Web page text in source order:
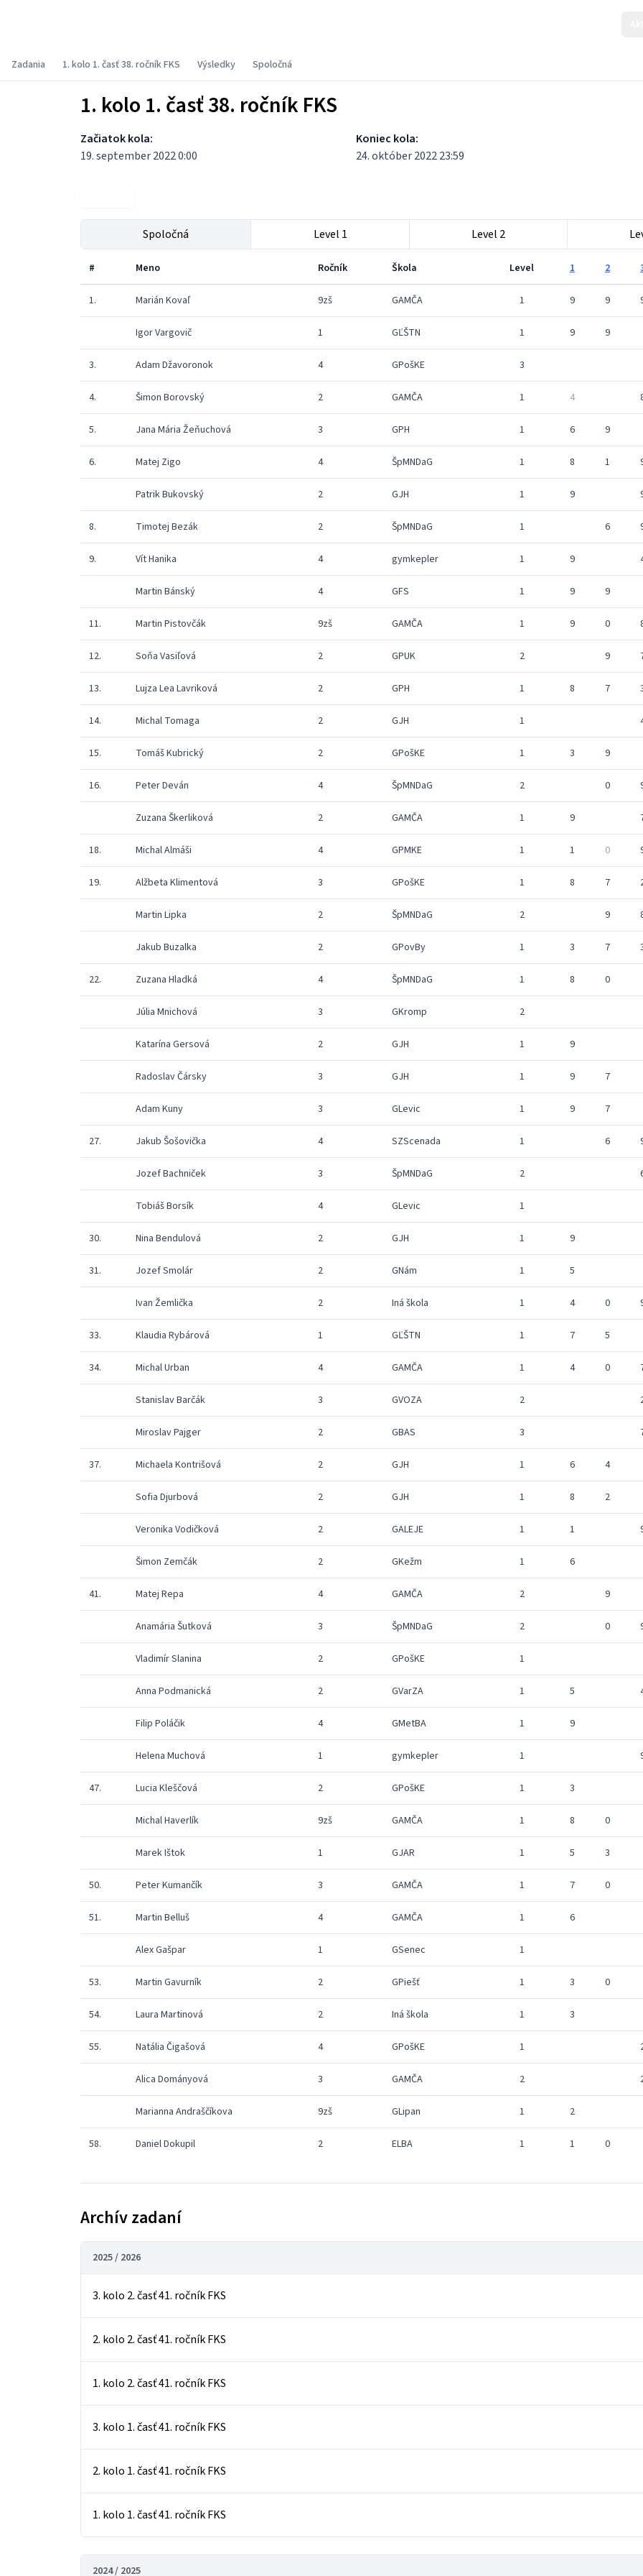
Zadania 1. kolo 1. časť 38. ročník FKS Výsledky Spoločná
1. kolo 1. časť 38. ročník FKS
Začiatok kola:
19. september 2022 0:00
Koniec kola:
24. október 2022 23:59
Spoločná Level 1 Level 2
# Meno Ročník Škola Level 1 2
1. Marián Kovaľ 9zš GAMČA 1 9 9
Igor Vargovič 1 GĽŠTN 1 9 9
3. Adam Džavoronok 4 GPošKE 3
4. Šimon Borovský 2 GAMČA 1 4
5. Jana Mária Žeňuchová 3 GPH 1 6 9
6. Matej Zigo 4 ŠpMNDaG 1 8 1
Patrik Bukovský 2 GJH 1 9
8. Timotej Bezák 2 ŠpMNDaG 1 6
9. Vít Hanika 4 gymkepler 1 9
Martin Bánský 4 GFS 1 9 9
11. Martin Pistovčák 9zš GAMČA 1 9 0
12. Soňa Vasiľová 2 GPUK 2 9
13. Lujza Lea Lavriková 2 GPH 1 8 7
14. Michal Tomaga 2 GJH 1
15. Tomáš Kubrický 2 GPošKE 1 3 9
16. Peter Deván 4 ŠpMNDaG 2 0
Zuzana Škerliková 2 GAMČA 1 9
18. Michal Almáši 4 GPMKE 1 1 0
19. Alžbeta Klimentová 3 GPošKE 1 8 7
Martin Lipka 2 ŠpMNDaG 2 9
Jakub Buzalka 2 GPovBy 1 3 7
22. Zuzana Hladká 4 ŠpMNDaG 1 8 0
Júlia Mnichová 3 GKromp 2
Katarína Gersová 2 GJH 1 9
Radoslav Čársky 3 GJH 1 9 7
Adam Kuny 3 GLevic 1 9 7
27. Jakub Šošovička 4 SZScenada 1 6
Jozef Bachniček 3 ŠpMNDaG 2
Tobiáš Borsík 4 GLevic 1
30. Nina Bendulová 2 GJH 1 9
31. Jozef Smolár 2 GNám 1 5
Ivan Žemlička 2 Iná škola 1 4 0
33. Klaudia Rybárová 1 GĽŠTN 1 7 5
34. Michal Urban 4 GAMČA 1 4 0
Stanislav Barčák 3 GVOZA 2
Miroslav Pajger 2 GBAS 3
37. Michaela Kontrišová 2 GJH 1 6 4
Sofia Djurbová 2 GJH 1 8 2
Veronika Vodičková 2 GALEJE 1 1
Šimon Zemčák 2 GKežm 1 6
41. Matej Repa 4 GAMČA 2 9
Anamária Šutková 3 ŠpMNDaG 2 0
Vladimír Slanina 2 GPošKE 1
Anna Podmanická 2 GVarZA 1 5
Filip Poláčik 4 GMetBA 1 9
Helena Muchová 1 gymkepler 1
47. Lucia Kleščová 2 GPošKE 1 3
Michal Haverlík 9zš GAMČA 1 8 0
Marek Ištok 1 GJAR 1 5 3
50. Peter Kumančík 3 GAMČA 1 7 0
51. Martin Belluš 4 GAMČA 1 6
Alex Gašpar 1 GSenec 1
53. Martin Gavurník 2 GPiešť 1 3 0
54. Laura Martinová 2 Iná škola 1 3
55. Natália Čigašová 4 GPošKE 1
Alica Dományová 3 GAMČA 2
Marianna Andraščíkova 9zš GLipan 1 2
58. Daniel Dokupil 2 ELBA 1 1 0
Archív zadaní
2025 / 2026
3. kolo 2. časť 41. ročník FKS
2. kolo 2. časť 41. ročník FKS
1. kolo 2. časť 41. ročník FKS
3. kolo 1. časť 41. ročník FKS
2. kolo 1. časť 41. ročník FKS
1. kolo 1. časť 41. ročník FKS
2024 / 2025